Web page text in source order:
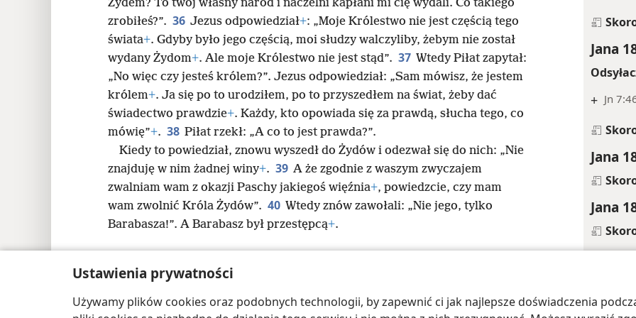
Ustawienia prywatności
Używamy plików cookies oraz podobnych technologii, by zapewnić ci jak najlepsze doświadczenia
Jana
+ Jn
Jana
Jana
Jana
+ Jn
Żydem? To twój własny naród i naczelni kapłani mi cię wydali. Co takiego
zrobiłeś?”. 36 Jezus odpowiedział+: „Moje Królestwo nie jest częścią tego
świata+. Gdyby było jego częścią, moi słudzy walczyliby, żebym nie został
wydany Żydom+. Ale moje Królestwo nie jest stąd”. 37 Wtedy Piłat zapytał:
„No więc czy jesteś królem?”. Jezus odpowiedział: „Sam mówisz, że jestem
królem+. Ja się po to urodziłem, po to przyszedłem na świat, żeby dać
świadectwo prawdzie+. Każdy, kto opowiada się za prawdą, słucha tego, co
mówię”+. 38 Piłat rzekł: „A co to jest prawda?”.
Kiedy to powiedział, znowu wyszedł do Żydów i odezwał się do nich: „Nie
znajduję w nim żadnej winy+. 39 A że zgodnie z waszym zwyczajem
zwalniam wam z okazji Paschy jakiegoś więźnia+, powiedzcie, czy mam
wam zwolnić Króla Żydów”. 40 Wtedy znów zawołali: „Nie jego, tylko
Barabasza!”. A Barabasz był przestępcą+.
Copyright © 2026 Watch Tower Bible and Tract Society of Pennsylvania Warunki użytkowania Polityka prywatności